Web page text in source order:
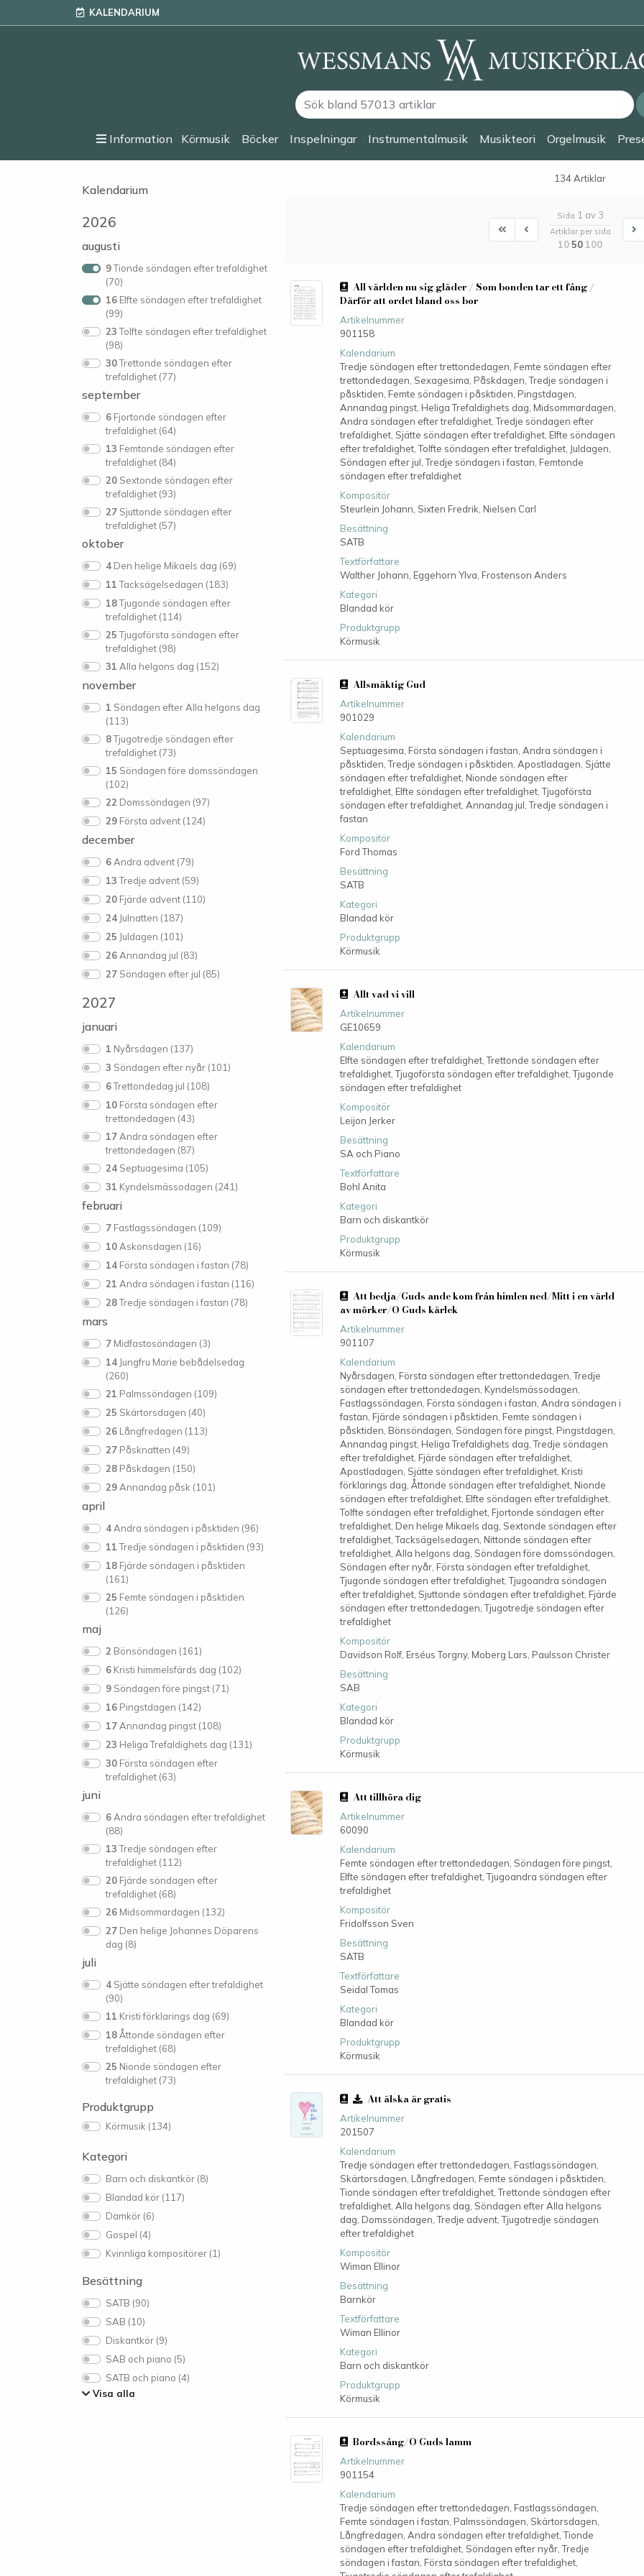
KALENDARIUM
Information Körmusik Böcker Inspelningar Instrumentalmusik Musikteori Orgelmusik
Kalendarium
2026
augusti
9Tionde söndagen efter trefaldighet
(70)
16Elfte söndagen efter trefaldighet
(99)
23Tolfte söndagen efter trefaldighet
(98)
30Trettonde söndagen efter
trefaldighet (77)
september
6Fjortonde söndagen efter
trefaldighet (64)
13 Femtonde söndagen efter
trefaldighet (84)
20Sextonde söndagen efter
trefaldighet (93)
27Sjuttonde söndagen efter
trefaldighet (57)
oktober
4Den helige Mikaels dag (69)
11Tacksägelsedagen (183)
18Tjugonde söndagen efter
trefaldighet (114)
25Tjugoförsta söndagen efter
trefaldighet (98)
31 Alla helgons dag (152)
november
1 Söndagen efter Alla helgons dag
(113)
8Tjugotredje söndagen efter
trefaldighet (73)
15 Söndagen före domssöndagen
(102)
22 Domssöndagen (97)
29Första advent (124)
december
6Andra advent (79)
13Tredje advent (59)
20Fjärde advent (110)
24Julnatten (187)
25 Juldagen (101)
26Annandag jul (83)
27Söndagen efter jul (85)
2027
januari
1 Nyårsdagen (137)
3 Söndagen efter nyår (101)
6Trettondedag jul (108)
10Första söndagen efter
trettondedagen (43)
17Andra söndagen efter
trettondedagen (87)
24Septuagesima (105)
31 Kyndelsmässodagen (241)
februari
7Fastlagssöndagen (109)
10Askonsdagen (16)
14Första söndagen i fastan (78)
21 Andra söndagen i fastan (116)
28Tredje söndagen i fastan (78)
mars
7Midfastosöndagen (3)
14Jungfru Marie bebådelsedag
(260)
21 Palmssöndagen (109)
25 Skärtorsdagen (40)
26Långfredagen (113)
27Påsknatten (49)
28Påskdagen (150)
29Annandag påsk (101)
april
4Andra söndagen i påsktiden (96)
11Tredje söndagen i påsktiden (93)
18Fjärde söndagen i påsktiden
(161)
25 Femte söndagen i påsktiden
(126)
maj
2 Bönsöndagen (161)
6Kristi himmelsfärds dag (102)
9Söndagen före pingst (71)
16Pingstdagen (142)
17Annandag pingst (108)
23 Heliga Trefaldighets dag (131)
30Första söndagen efter
trefaldighet (63)
juni
6Andra söndagen efter trefaldighet
(88)
13Tredje söndagen efter
trefaldighet (112)
20Fjärde söndagen efter
trefaldighet (68)
26Midsommardagen (132)
27Den helige Johannes Döparens
dag (8)
juli
4Sjätte söndagen efter trefaldighet
(90)
11 Kristi förklarings dag (69)
18Åttonde söndagen efter
trefaldighet (68)
25 Nionde söndagen efter
trefaldighet (73)
Produktgrupp
Körmusik (134)
Kategori
Barn och diskantkör (8)
Blandad kör (117)
Damkör (6)
Gospel (4)
Kvinnliga kompositörer (1)
Besättning
SATB (90)
SAB (10)
Diskantkör (9)
SAB och piano (5)
SATB och piano (4)
Visa alla
134 Artiklar
FirstFirst
Sida 1 av 3
Artiklar per sida
10 50 100
All världen nu sig gläder / Som bonden tar ett fång /
Därför att ordet bland oss bor
Artikelnummer
901158
Kalendarium
Tredje söndagen efter trettondedagen, Femte söndagen efter
trettondedagen, Sexagesima, Påskdagen, Tredje söndagen i
påsktiden, Femte söndagen i påsktiden, Pingstdagen,
Annandag pingst, Heliga Trefaldighets dag, Midsommardagen,
Andra söndagen efter trefaldighet, Tredje söndagen efter
trefaldighet, Sjätte söndagen efter trefaldighet, Elfte söndagen
efter trefaldighet, Tolfte söndagen efter trefaldighet, Juldagen,
Söndagen efter jul, Tredje söndagen i fastan, Femtonde
söndagen efter trefaldighet
Kompositör
Steurlein Johann, Sixten Fredrik, Nielsen Carl
Besättning
SATB
Textförfattare
Walther Johann, Eggehorn Ylva, Frostenson Anders
Kategori
Blandad kör
Produktgrupp
Körmusik
Allsmäktig Gud
Artikelnummer
901029
Kalendarium
Septuagesima, Första söndagen i fastan, Andra söndagen i
påsktiden, Tredje söndagen i påsktiden, Apostladagen, Sjätte
söndagen efter trefaldighet, Nionde söndagen efter
trefaldighet, Elfte söndagen efter trefaldighet, Tjugoförsta
söndagen efter trefaldighet, Annandag jul, Tredje söndagen i
fastan
Kompositör
Ford Thomas
Besättning
SATB
Kategori
Blandad kör
Produktgrupp
Körmusik
Allt vad vi vill
Artikelnummer
GE10659
Kalendarium
Elfte söndagen efter trefaldighet, Trettonde söndagen efter
trefaldighet, Tjugoförsta söndagen efter trefaldighet, Tjugonde
söndagen efter trefaldighet
Kompositör
Leijon Jerker
Besättning
SA och Piano
Textförfattare
Bohl Anita
Kategori
Barn och diskantkör
Produktgrupp
Körmusik
Att bedja/Guds ande kom från himlen ned/Mitt i en värld
av mörker/O Guds kärlek
Artikelnummer
901107
Kalendarium
Nyårsdagen, Första söndagen efter trettondedagen, Tredje
söndagen efter trettondedagen, Kyndelsmässodagen,
Fastlagssöndagen, Första söndagen i fastan, Andra söndagen i
fastan, Fjärde söndagen i påsktiden, Femte söndagen i
påsktiden, Bönsöndagen, Söndagen före pingst, Pingstdagen,
Annandag pingst, Heliga Trefaldighets dag, Tredje söndagen
efter trefaldighet, Fjärde söndagen efter trefaldighet,
Apostladagen, Sjätte söndagen efter trefaldighet, Kristi
förklarings dag, Åttonde söndagen efter trefaldighet, Nionde
söndagen efter trefaldighet, Elfte söndagen efter trefaldighet,
Tolfte söndagen efter trefaldighet, Fjortonde söndagen efter
trefaldighet, Den helige Mikaels dag, Sextonde söndagen efter
trefaldighet, Tacksägelsedagen, Nittonde söndagen efter
trefaldighet, Alla helgons dag, Söndagen före domssöndagen,
Söndagen efter nyår, Första söndagen efter trefaldighet,
Tjugonde söndagen efter trefaldighet, Tjugoandra söndagen
efter trefaldighet, Sjuttonde söndagen efter trefaldighet, Fjärde
söndagen efter trettondedagen, Tjugotredje söndagen efter
trefaldighet
Kompositör
Davidson Rolf, Erséus Torgny, Moberg Lars, Paulsson Christer
Besättning
SAB
Kategori
Blandad kör
Produktgrupp
Körmusik
Att tillhöra dig
Artikelnummer
60090
Kalendarium
Femte söndagen efter trettondedagen, Söndagen före pingst,
Elfte söndagen efter trefaldighet, Tjugoandra söndagen efter
trefaldighet
Kompositör
Fridolfsson Sven
Besättning
SATB
Textförfattare
Seidal Tomas
Kategori
Blandad kör
Produktgrupp
Körmusik
Att älska är gratis
Artikelnummer
201507
Kalendarium
Tredje söndagen efter trettondedagen, Fastlagssöndagen,
Skärtorsdagen, Långfredagen, Femte söndagen i påsktiden,
Tionde söndagen efter trefaldighet, Trettonde söndagen efter
trefaldighet, Alla helgons dag, Söndagen efter Alla helgons
dag, Domssöndagen, Tredje advent, Tjugotredje söndagen
efter trefaldighet
Kompositör
Wiman Ellinor
Besättning
Barnkör
Textförfattare
Wiman Ellinor
Kategori
Barn och diskantkör
Produktgrupp
Körmusik
Bordssång/O Guds lamm
Artikelnummer
901154
Kalendarium
Tredje söndagen efter trettondedagen, Fastlagssöndagen,
Femte söndagen i fastan, Palmssöndagen, Skärtorsdagen,
Långfredagen, Andra söndagen efter trefaldighet, Tionde
söndagen efter trefaldighet, Söndagen efter nyår, Tredje
söndagen i fastan, Första söndagen efter trefaldighet,